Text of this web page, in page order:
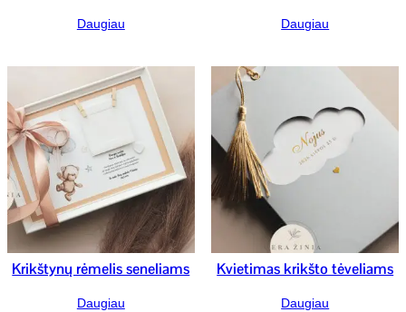
Daugiau Daugiau
Krikštynų rėmelis seneliams
Daugiau
Kvietimas krikšto tėveliams
Daugiau